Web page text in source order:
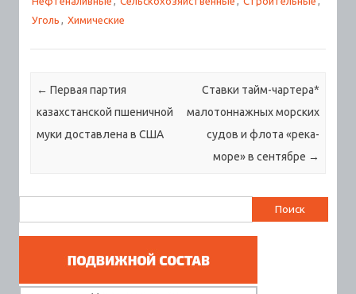
Уголь
Химические
Навигация по записям
← Первая партия
казахстанской пшеничной
муки доставлена в США
Ставки тайм-чартера*
малотоннажных морских
судов и флота «река-
море» в сентябре →